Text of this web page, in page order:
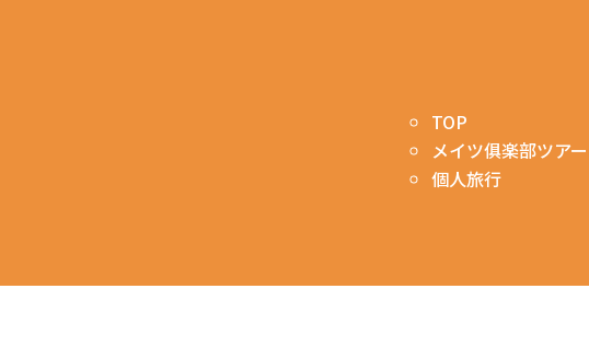
TOP
メイツ俱楽部ツアー
個人旅行